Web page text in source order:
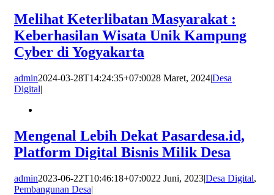
Melihat Keterlibatan Masyarakat :
Keberhasilan Wisata Unik Kampung
Cyber di Yogyakarta
admin2024-03-28T14:24:35+07:0028 Maret, 2024|Desa
Digital|
Mengenal Lebih Dekat Pasardesa.id,
Platform Digital Bisnis Milik Desa
admin2023-06-22T10:46:18+07:0022 Juni, 2023|Desa Digital,
Pembangunan Desa|